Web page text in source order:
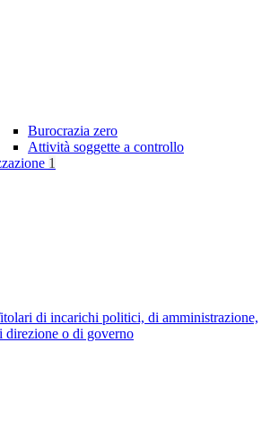
Burocrazia zero
Attività soggette a controllo
1
di incarichi politici, di amministrazione,
direzione o di governo